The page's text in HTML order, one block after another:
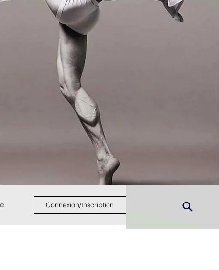
Connexion/Inscription